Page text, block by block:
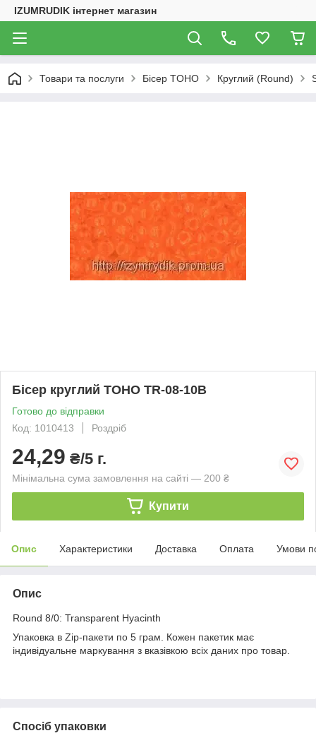
IZUMRUDIK інтернет магазин
Товари та послуги Бісер TOHO Круглий (Round)
Бісер круглий TOHO TR-08-10B
Готово до відправки
Код: 1010413
Роздріб
24,29 ₴/5 г.
Мінімальна сума замовлення на сайті — 200 ₴
Купити
Опис Характеристики Доставка Оплата Умови
Опис
Round 8/0: Transparent Hyacinth
Упаковка в Zip-пакети по 5 грам. Кожен пакетик має
індивідуальне маркування з вказівкою всіх даних про товар.
Спосіб упаковки